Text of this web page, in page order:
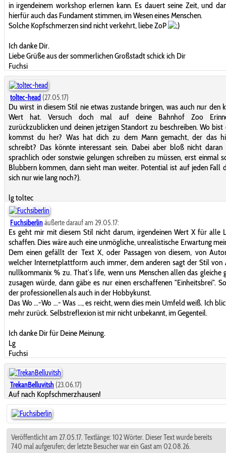
in irgendeinem workshop erlernen kann. Es dauert seine Zeit, und
hierfür auch das Fundament stimmen, im Wesen eines Menschen.
Solche Kopfschmerzen sind nicht verkehrt, liebe ZoP
Ich danke Dir.
Liebe Grüße aus der sommerlichen Großstadt schick ich Dir
Fuchsi
toltec-head (27.05.17)
Du wirst in diesem Stil nie etwas zustande bringen, was auch nur den
Wert hat. Versuch doch mal auf deine Bahnhof Zoo
zurückzublicken und deinen jetzigen Standort zu beschreiben. Wo bist
kommst du her? Was hat dich zu dem Mann gemacht, der das
schreibt? Das könnte interessant sein. Dabei aber bloß nicht daran
sprachlich oder sonstwie gelungen schreiben zu müssen, erst einmal
Blubbern kommen, dann sieht man weiter. Potential ist auf jeden Fall
sich nur wie lang noch?).
lg toltec
Fuchsiberlinäußerte darauf am 29.05.17:
Es geht mir mit diesem Stil nicht darum, irgendeinen Wert X für alle
schaffen. Dies wäre auch eine unmögliche, unrealistische Erwartung
Dem einen gefällt der Text X, oder Passagen von diesem, von
welcher Internetplattform auch immer, dem anderen sagt der Stil von
nullkommanix % zu. That’s life, wenn uns Menschen allen das gleiche
zusagen würde, dann gäbe es nur einen erschaffenen "Einheitsbrei".
der professionellen als auch in der Hobbykunst.
Das Wo ...-Wo ...- Was ..., es reicht, wenn dies mein Umfeld weiß. Ich
mehr zurück. Selbstreflexion ist mir nicht unbekannt, im Gegenteil.
Ich danke Dir für Deine Meinung.
Lg
Fuchsi
TrekanBelluvitsh (23.06.17)
Auf nach Kopfschmerzhausen!
Veröffentlicht am 27.05.17. Textlänge: 102 Wörter. Dieser Text wurde bereits
740 mal aufgerufen; der letzte Besucher war ein Gast am 02.08.26.